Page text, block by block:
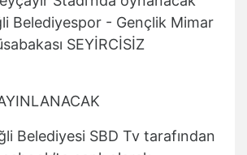
Belediyespor - Gençlik Mimar
SEYİRCİSİZ
Belediyesi SBD Tv tarafından